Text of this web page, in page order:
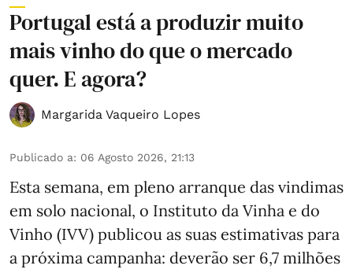
Portugal está a produzir muito
mais vinho do que o mercado
quer. E agora?
Margarida Vaqueiro Lopes
Publicado a: 06 Agosto 2026, 21:13
Esta semana, em pleno arranque das vindimas
em solo nacional, o Instituto da Vinha e do
Vinho (IVV) publicou as suas estimativas para
a próxima campanha: deverão ser 6,7 milhões